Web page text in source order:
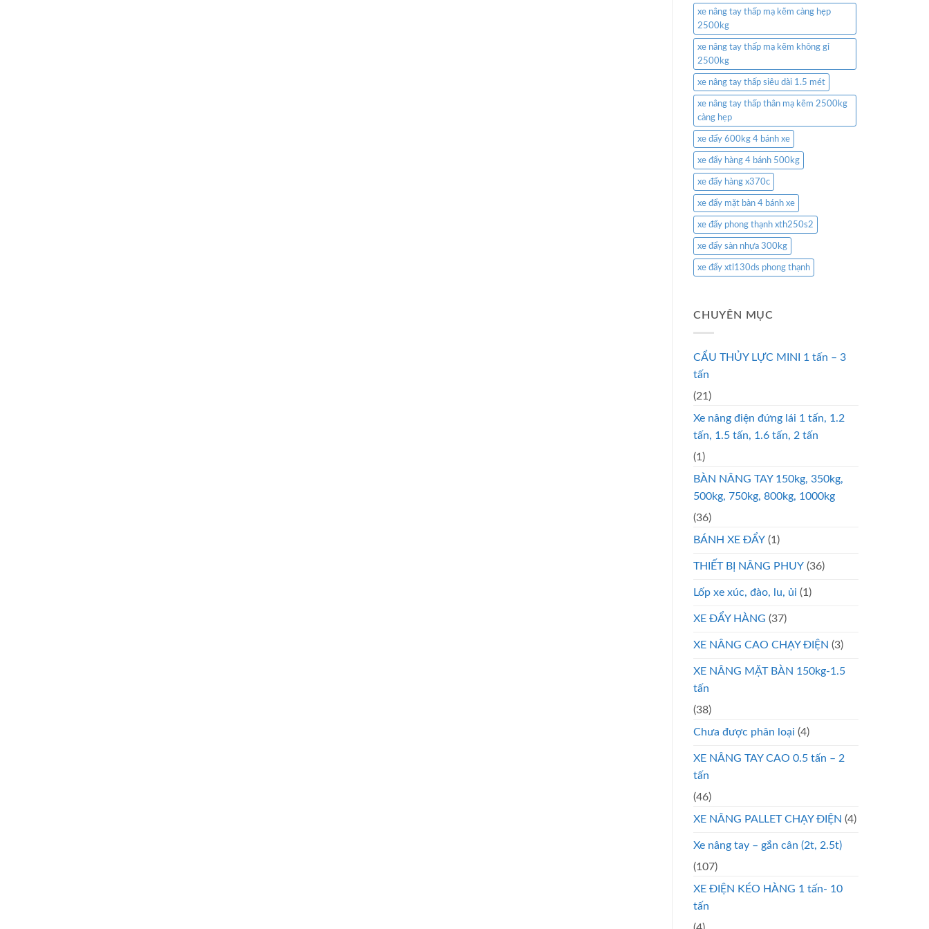
xe nâng tay thấp mạ kẽm càng hẹp
2500kg
xe nâng tay thấp mạ kẽm không gỉ
2500kg
xe nâng tay thấp siêu dài 1.5 mét
xe nâng tay thấp thân mạ kẽm 2500kg
càng hẹp
xe đẩy 600kg 4 bánh xe
xe đẩy hàng 4 bánh 500kg
xe đẩy hàng x370c
xe đẩy mặt bàn 4 bánh xe
xe đẩy phong thạnh xth250s2
xe đẩy sàn nhựa 300kg
xe đẩy xtl130ds phong thạnh
CHUYÊN MỤC
CẨU THỦY LỰC MINI 1 tấn – 3
tấn
(21)
Xe nâng điện đứng lái 1 tấn, 1.2
tấn, 1.5 tấn, 1.6 tấn, 2 tấn
(1)
BÀN NÂNG TAY 150kg, 350kg,
500kg, 750kg, 800kg, 1000kg
(36)
BÁNH XE ĐẨY (1)
THIẾT BỊ NÂNG PHUY (36)
Lốp xe xúc, đào, lu, ủi (1)
XE ĐẨY HÀNG (37)
XE NÂNG CAO CHẠY ĐIỆN (3)
XE NÂNG MẶT BÀN 150kg-1.5
tấn
(38)
Chưa được phân loại (4)
XE NÂNG TAY CAO 0.5 tấn – 2
tấn
(46)
XE NÂNG PALLET CHẠY ĐIỆN (4)
Xe nâng tay – gắn cân (2t, 2.5t)
(107)
XE ĐIỆN KÉO HÀNG 1 tấn- 10
tấn